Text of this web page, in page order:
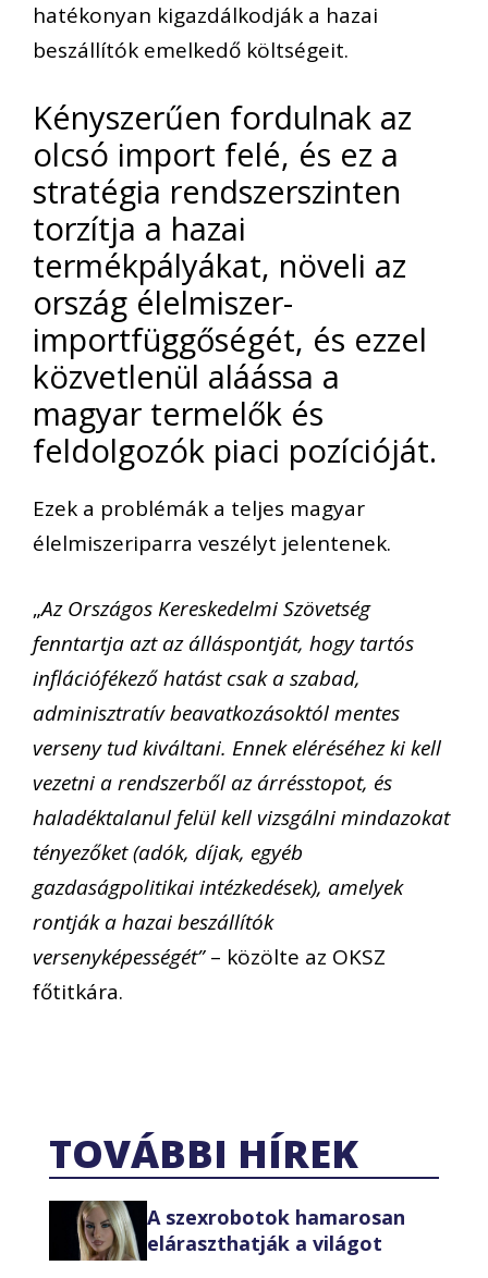
hatékonyan kigazdálkodják a hazai
beszállítók emelkedő költségeit.
Kényszerűen fordulnak az
olcsó import felé, és ez a
stratégia rendszerszinten
torzítja a hazai
termékpályákat, növeli az
ország élelmiszer-
importfüggőségét, és ezzel
közvetlenül aláássa a
magyar termelők és
feldolgozók piaci pozícióját.
Ezek a problémák a teljes magyar
élelmiszeriparra veszélyt jelentenek.
„Az Országos Kereskedelmi Szövetség
fenntartja azt az álláspontját, hogy tartós
inflációfékező hatást csak a szabad,
adminisztratív beavatkozásoktól mentes
verseny tud kiváltani. Ennek eléréséhez ki kell
vezetni a rendszerből az árrésstopot, és
haladéktalanul felül kell vizsgálni mindazokat
tényezőket (adók, díjak, egyéb
gazdaságpolitikai intézkedések), amelyek
rontják a hazai beszállítók
versenyképességét”– közölte az OKSZ
főtitkára.
TOVÁBBI HÍREK
A szexrobotok hamarosan
eláraszthatják a világot